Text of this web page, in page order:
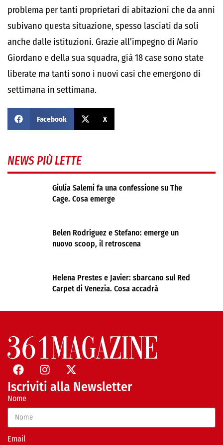
problema per tanti proprietari di abitazioni che da anni
subivano questa situazione, spesso lasciati da soli
anche dalle istituzioni. Grazie all’impegno di Mario
Giordano e della sua squadra, già 18 case sono state
liberate ma tanti sono i nuovi casi che emergono di
settimana in settimana.
Facebook X
NEWS PIÙ LETTE
Giulia Salemi fa una confessione su The
Cage. Cosa emerge
Belen Rodríguez e Stefano: emerge un
nuovo scoop, il retroscena
Helena Prestes e Javier: sbarcano sul Red
Carpet di Venezia. Cosa accadrà
Iscriviti alla Newsletter
Nome
Email